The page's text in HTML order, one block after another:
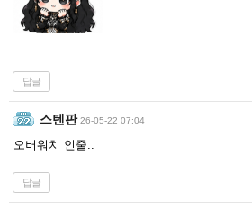
답글
스텐판 26-05-22 07:04
오버워치 인줄..
답글